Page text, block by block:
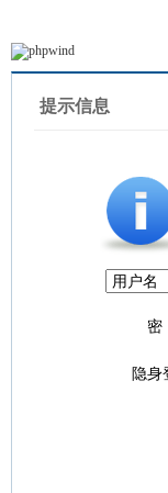
提示信息
隐身